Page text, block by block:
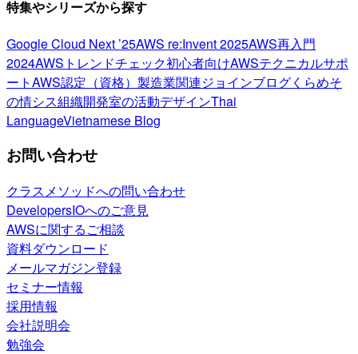
特集やシリーズから探す
Google Cloud Next ’25AWS re:Invent 2025AWS再入門
2024AWSトレンドチェック初心者向けAWSテクニカルサポ
ートAWS認定（資格） 製造業関連ジョインブログくらめそ
の情シス組織開発室の活動デザインThai
LanguageVietnamese Blog
お問い合わせ
クラスメソッドへの問い合わせ
DevelopersIOへのご意見
AWSに関するご相談
資料ダウンロード
メールマガジン登録
セミナー情報
採用情報
会社説明会
勉強会